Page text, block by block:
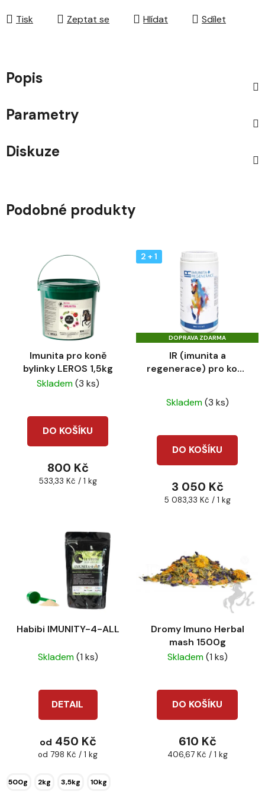
Tisk Zeptat se Hlídat Sdílet
Popis
Parametry
Diskuze
Podobné produkty
Imunita pro koně
bylinky LEROS 1,5kg
Skladem(3 ks)
DO KOŠÍKU
800 Kč
Měrná
533,33 Kč / 1 kg
2 + 1
DOPRAVA ZDARMA
IR (imunita a
regenerace) pro koně
hodnocení
3,0
5
hvězdiček.
Skladem(3 ks)
DO KOŠÍKU
3 050 Kč
Měrná
5 083,33 Kč / 1 kg
Habibi IMUNITY-4-ALL
Skladem(1 ks)
DETAIL
od 450 Kč
Měrná
od 798 Kč / 1 kg
500g 2kg 3,5kg 10kg
Dromy Imuno Herbal
mash 1500g
Skladem(1 ks)
DO KOŠÍKU
610 Kč
Měrná
406,67 Kč / 1 kg